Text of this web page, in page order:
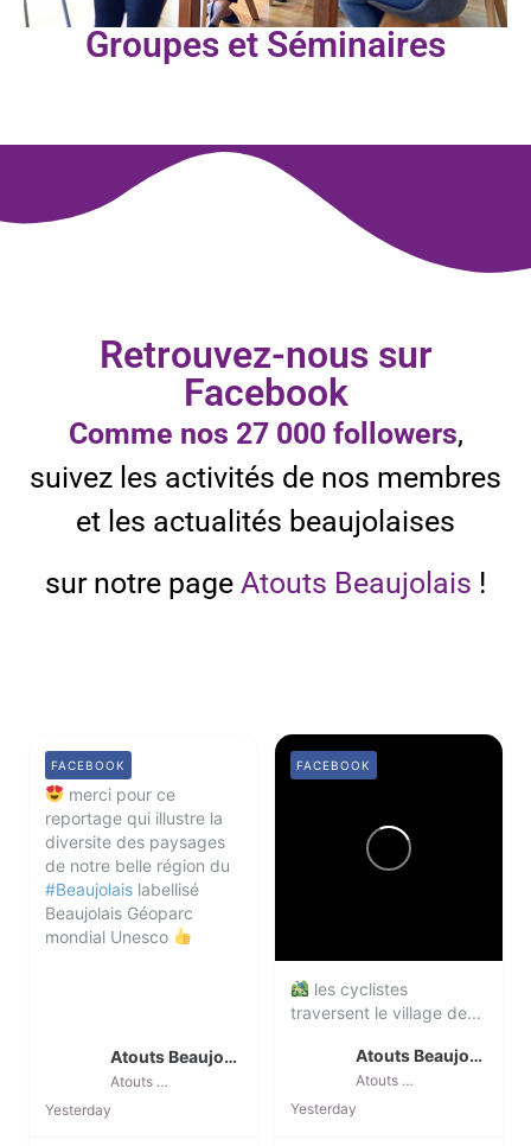
Groupes et Séminaires
Retrouvez-nous sur
Facebook
Comme nos 27 000 followers,
suivez les activités de nos membres
et les actualités beaujolaises
sur notre page Atouts Beaujolais !
merci pour ce
reportage qui illustre la
diversite des paysages
de notre belle région du
#Beaujolais labellisé
Beaujolais Géoparc
mondial Unesco
Atouts Beaujolais
Atouts Beaujolais
Yesterday
FACEBOOK
les cyclistes
traversent le village de...
Atouts Beaujolais
Atouts Beaujolais
Yesterday
FACEBOOK